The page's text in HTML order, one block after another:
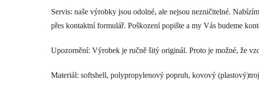
Servis: naše výrobky jsou odolné, ale nejsou nezničitelné.
přes kontaktní formulář. Poškození popište a my Vás budeme
Upozornění: Výrobek je ručně šitý originál. Proto je možné, že
Materiál: softshell, polypropylenový popruh, kovový